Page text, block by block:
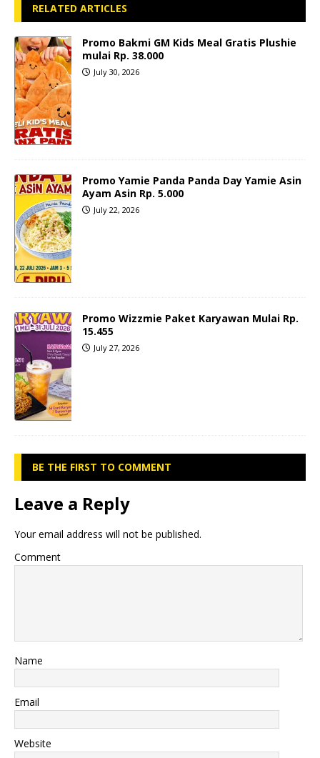
RELATED ARTICLES
Promo Bakmi GM Kids Meal Gratis Plushie
mulai Rp. 38.000
July 30, 2026
Promo Yamie Panda Panda Day Yamie Asin
Ayam Asin Rp. 5.000
July 22, 2026
Promo Wizzmie Paket Karyawan Mulai Rp.
15.455
July 27, 2026
BE THE FIRST TO COMMENT
Leave a Reply
Your email address will not be published.
Comment
Name
Email
Website